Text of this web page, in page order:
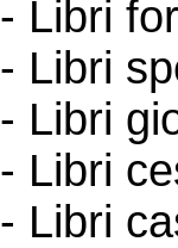
- Libri
- Libri
- Libri
- Libri
- Libri